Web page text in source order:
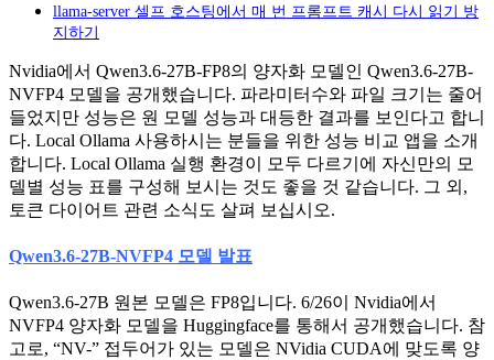
llama-server 셀프 호스팅에서 매 번 프롬프트 캐시 다시 읽기 방
지하기
Nvidia에서 Qwen3.6-27B-FP8의 양자화 모델인 Qwen3.6-27B-
NVFP4 모델을 공개했습니다. 파라미터수와 파일 크기는 줄어
들었지만 성능은 원 모델 성능과 대등한 결과를 보인다고 합니
다. Local Ollama 사용하시는 분들을 위한 성능 비교 앱을 소개
합니다. Local Ollama 실행 환경이 모두 다르기에 자신만의 모
델별 성능 표를 구성해 보시는 것도 좋을 것 같습니다. 그 외,
토큰 다이어트 관련 소식도 살펴 보십시오.
Qwen3.6-27B-NVFP4 모델 발표
Qwen3.6-27B 원본 모델은 FP8입니다. 6/26이 Nvidia에서
NVFP4 양자화 모델을 Huggingface를 통해서 공개했습니다. 참
고로, “NV-” 접두어가 있는 모델은 NVidia CUDA에 맞도록 양